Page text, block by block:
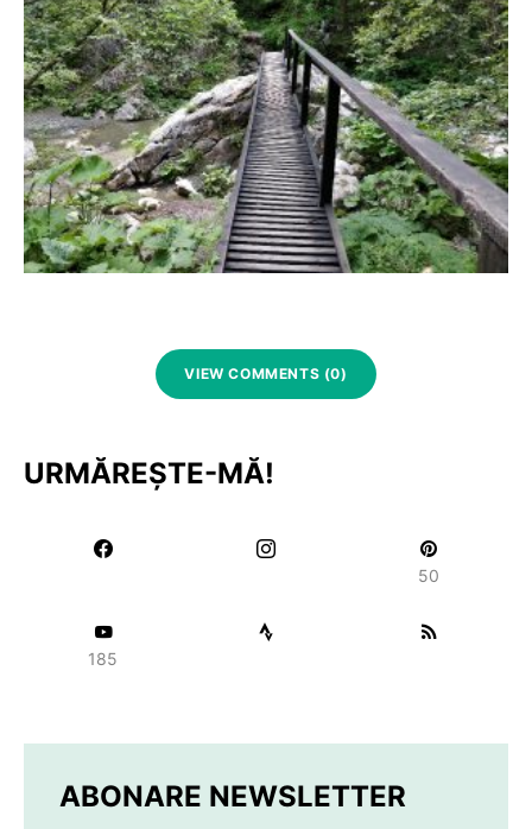
VIEW COMMENTS (0)
URMĂREȘTE-MĂ!
50
185
ABONARE NEWSLETTER